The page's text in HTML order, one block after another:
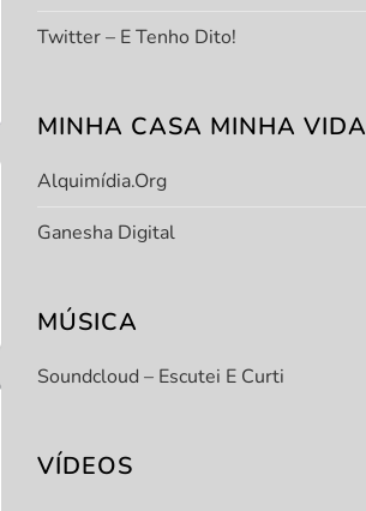
Twitter – E Tenho Dito!
MINHA CASA MINHA VIDA
Alquimídia.org
Ganesha Digital
MÚSICA
Soundcloud – Escutei E Curti
VÍDEOS